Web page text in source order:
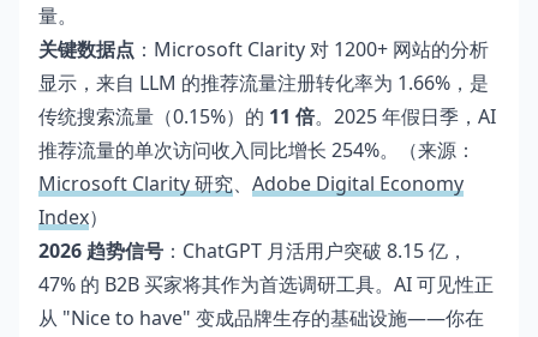
量。
关键数据点 ：Microsoft Clarity 对 1200+ 网站的分析
显示，来自 LLM 的推荐流量注册转化率为 1.66%，是
传统搜索流量（0.15%）的 11 倍。2025 年假日季，AI
推荐流量的单次访问收入同比增长 254%。（来源：
Microsoft Clarity 研究、 Adobe Digital Economy
Index）
2026 趋势信号 ：ChatGPT 月活用户突破 8.15 亿，
47% 的 B2B 买家将其作为首选调研工具。AI 可见性正
从 "Nice to have" 变成品牌生存的基础设施——你在